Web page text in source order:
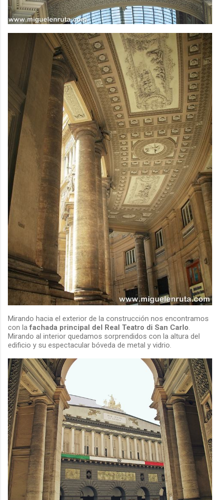
Mirando hacia el exterior de la construcción nos encontramos
con lafachada principal del Real Teatro di San Carlo.
Mirando al interior quedamos sorprendidos con la altura del
edificio y su espectacular bóveda de metal y vidrio.